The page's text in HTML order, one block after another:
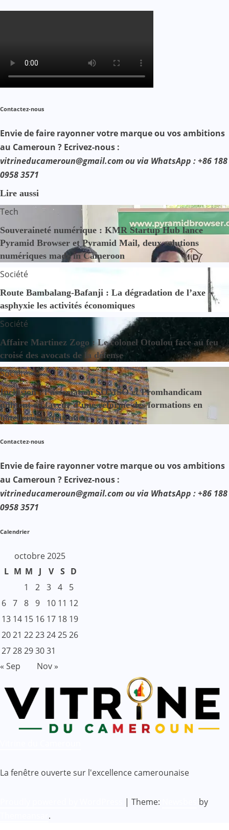
Contactez-nous
Envie de faire rayonner votre marque ou vos ambitions
au Cameroun ? Ecrivez-nous :
vitrineducameroun@gmail.com ou via WhatsApp : +86 188
0958 3571
Lire aussi
Tech
Souveraineté numérique : KMR Startup Hub lance
Pyramid Browser et Pyramid Mail, deux solutions
numériques made in Cameroon
Société
Route Bambalang-Bafanji : La dégradation de l’axe
asphyxie les activités économiques
Société
Affaire Martinez Zogo : Le colonel Otoulou face au feu
croisé des avocats de la défense
Société
Inclusion : l’association SOMSO et Promhandicam
militent en faveur d’une réforme des formations en
hôtellerie-restauration
Contactez-nous
Envie de faire rayonner votre marque ou vos ambitions
au Cameroun ? Ecrivez-nous :
vitrineducameroun@gmail.com ou via WhatsApp : +86 188
0958 3571
Calendrier
octobre 2025
L M M J V S D
1
2 3 4
5
6 7 8 9 10 11 12
13 14 15 16 17 18 19
2021 2223242526
2728293031
« Sep
Nov »
La fenêtre ouverte sur l'excellence camerounaise
| Theme:
by
.